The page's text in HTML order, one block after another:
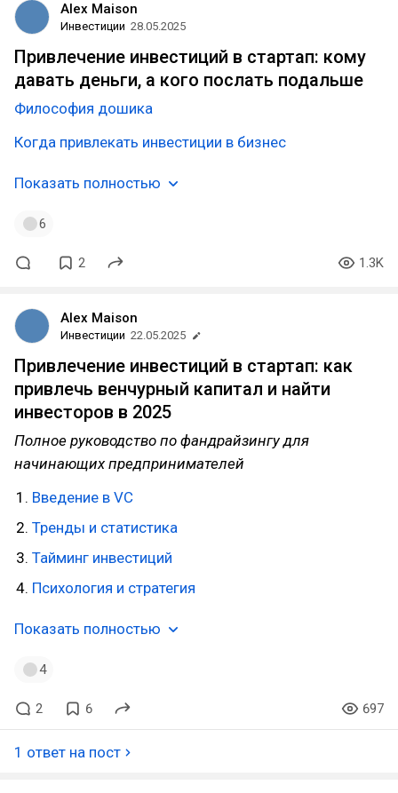
Alex Maison
Инвестиции 28.05.2025
Привлечение инвестиций в стартап: кому
давать деньги, а кого послать подальше
Философия дошика
Когда привлекать инвестиции в бизнес
Показать полностью
6
2 1.3K
Alex Maison
Инвестиции 22.05.2025
Привлечение инвестиций в стартап: как
привлечь венчурный капитал и найти
инвесторов в 2025
Полное руководство по фандрайзингу для
начинающих предпринимателей
Введение в VC
Тренды и статистика
Тайминг инвестиций
Психология и стратегия
Показать полностью
4
2 6 697
1 ответ на пост